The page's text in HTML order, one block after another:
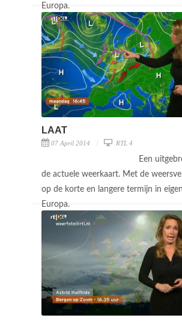
Europa.
LAAT
07 April 2014 RTL 4
Een
de actuele weerkaart. Met de
op de korte en langere termijn in
Europa.